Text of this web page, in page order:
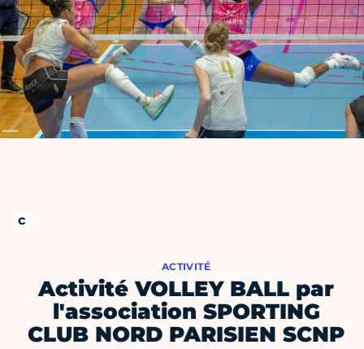
ACTIVITÉ
Activité VOLLEY BALL par
l'association SPORTING
CLUB NORD PARISIEN SCNP